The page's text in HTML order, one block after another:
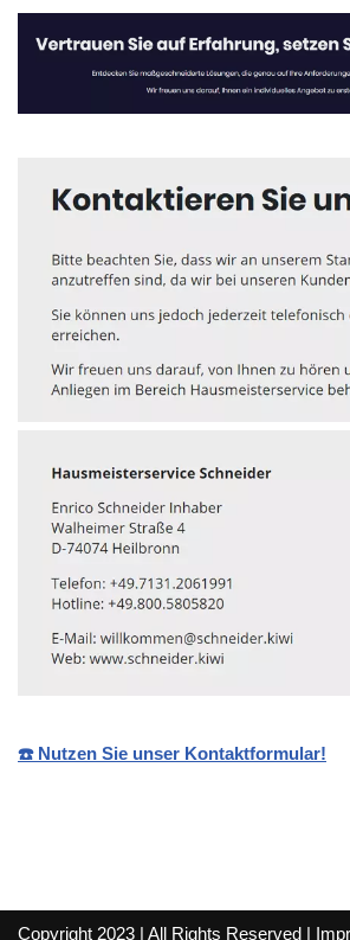
☎️ Nutzen Sie unser Kontaktformular!
Copyright 2023 | All Rights Reserved |